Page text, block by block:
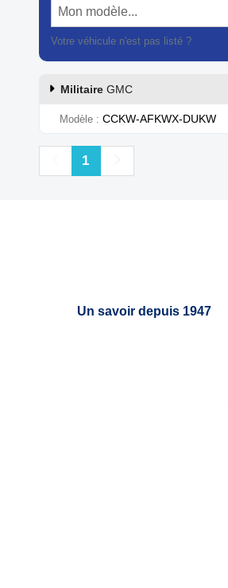
Mon modèle...
Votre véhicule n'est pas listé ?
Militaire GMC
Modèle CCKW-AFKWX-DUKW
Précédent
1
Un savoir depuis 1947